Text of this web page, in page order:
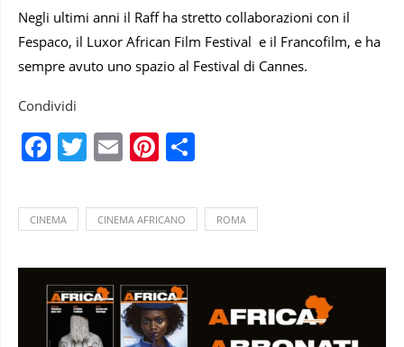
Negli ultimi anni il Raff ha stretto collaborazioni con il
Fespaco, il Luxor African Film Festival e il Francofilm, e ha
sempre avuto uno spazio al Festival di Cannes.
Condividi
Facebook
Twitter
EmailPinterest
CINEMA CINEMA AFRICANO ROMA